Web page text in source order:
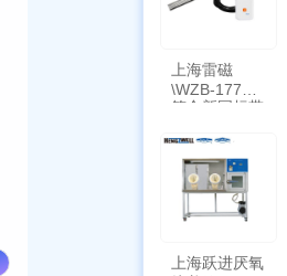
上海雷磁
\WZB-177Y
符合新国标带
上海跃进厌氧